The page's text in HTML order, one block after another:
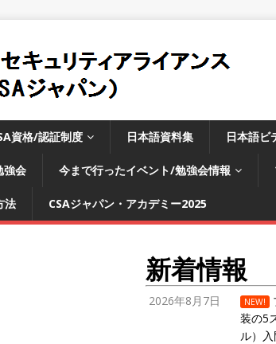
資格/認証制度 日本語資料集 日本語ビ
強会 今まで行ったイベント/勉強会情報
法 CSAジャパン・アカデミー2025
新着情報
2026年8月7日 NEW!
装の5
ル）